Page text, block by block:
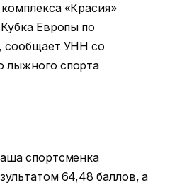
«Красия»
Европы по
сообщает УНН со
лыжного спорта
спортсменка
64,48 баллов, а